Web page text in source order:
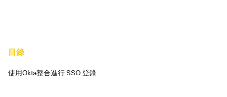
目錄
使用Okta整合進行 SSO 登錄